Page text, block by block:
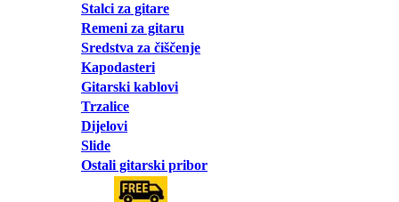
Stalci za gitare
Remeni za gitaru
Sredstva za čiščenje
Kapodasteri
Gitarski kablovi
Trzalice
Dijelovi
Slide
Ostali gitarski pribor